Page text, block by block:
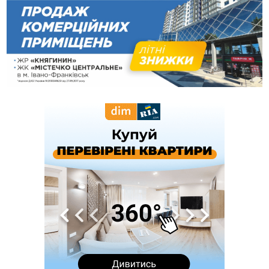
10:49
На Прикарпатті через негоду сталися аварійні вимкнення
світла
10:43
За змову на тендері для Долинської лікарні двох
підприємців оштрафували на 272 тисячі гривень
10:09
Яремчанський суд виніс вирок чоловіку, який у Буковелі
вкрав із супермаркету пляшку віскі за 8,5 тисяч
В урочищі біля Галича археологи відкопали давньоруську
У Франківську медики провели серію складних операцій
07 Серпня
ФОТО У Богородчанах на "зебрі" водій Audi наїхав на
хлопчика з велосипедом
Загальна площа всіх книгарень України - трохи більше ніж 6
футбольних полів
На "зебрі" у Франківську два мотоциклісти збили жінку
Прикарпаття серед лідерів за будівництвом новобудов і
рекордсмен за зростанням цін на житло
Де безпечно купатися на Прикарпатті?